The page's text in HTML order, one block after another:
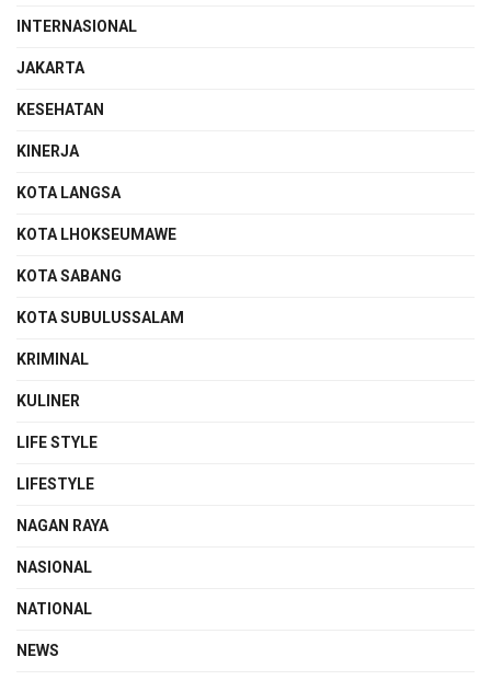
INTERNASIONAL
JAKARTA
KESEHATAN
KINERJA
KOTA LANGSA
KOTA LHOKSEUMAWE
KOTA SABANG
KOTA SUBULUSSALAM
KRIMINAL
KULINER
LIFE STYLE
LIFESTYLE
NAGAN RAYA
NASIONAL
NATIONAL
NEWS